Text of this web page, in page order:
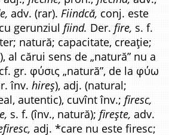
adv. (rar). Fiindcă, conj. este
cu gerunziul fiind. Der. fire, s. f.
natură; capacitate, creație;
cărui sens de „natură” nu a
gr. φύσις „natură”, de la φύω
înv.hireș), adj. (natural;
autentic), cuvînt înv.; firesc,
s. f. (înv., natură); firește, adv.
adj. *care nu este firesc;